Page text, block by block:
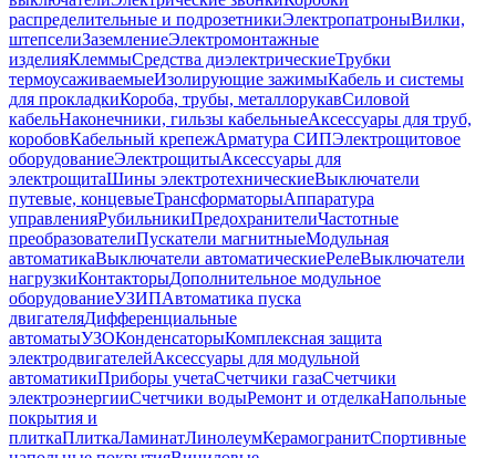
распределительные и подрозетникиЭлектропатроныВилки,
штепселиЗаземлениеЭлектромонтажные
изделияКлеммыСредства диэлектрическиеТрубки
термоусаживаемыеИзолирующие зажимыКабель и системы
для прокладкиКороба, трубы, металлорукавСиловой
кабельНаконечники, гильзы кабельныеАксессуары для труб,
коробовКабельный крепежАрматура СИПЭлектрощитовое
оборудованиеЭлектрощитыАксессуары для
электрощитаШины электротехническиеВыключатели
путевые, концевыеТрансформаторыАппаратура
управленияРубильникиПредохранителиЧастотные
преобразователиПускатели магнитныеМодульная
автоматикаВыключатели автоматическиеРелеВыключатели
нагрузкиКонтакторыДополнительное модульное
оборудованиеУЗИПАвтоматика пуска
двигателяДифференциальные
автоматыУЗОКонденсаторыКомплексная защита
электродвигателейАксессуары для модульной
автоматикиПриборы учетаСчетчики газаСчетчики
электроэнергииСчетчики водыРемонт и отделкаНапольные
покрытия и
плиткаПлиткаЛаминатЛинолеумКерамогранитСпортивные